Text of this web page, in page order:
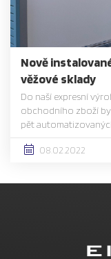
Nově
věžové sklady
Do naší expresní
obchodního zboží
pět
08.02.2022